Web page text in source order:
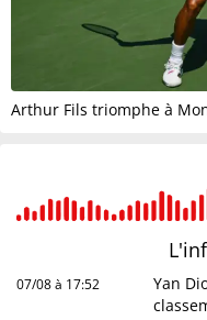
Arthur Fils triomphe à
07/08 à 17:52
Yan